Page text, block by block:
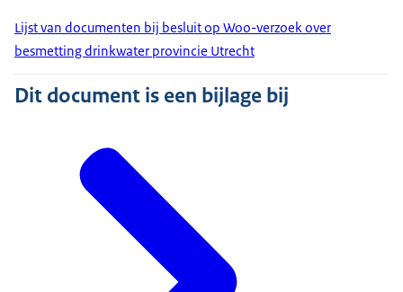
Lijst van documenten bij besluit op Woo-verzoek over
besmetting drinkwater provincie Utrecht
Dit document is een bijlage bij